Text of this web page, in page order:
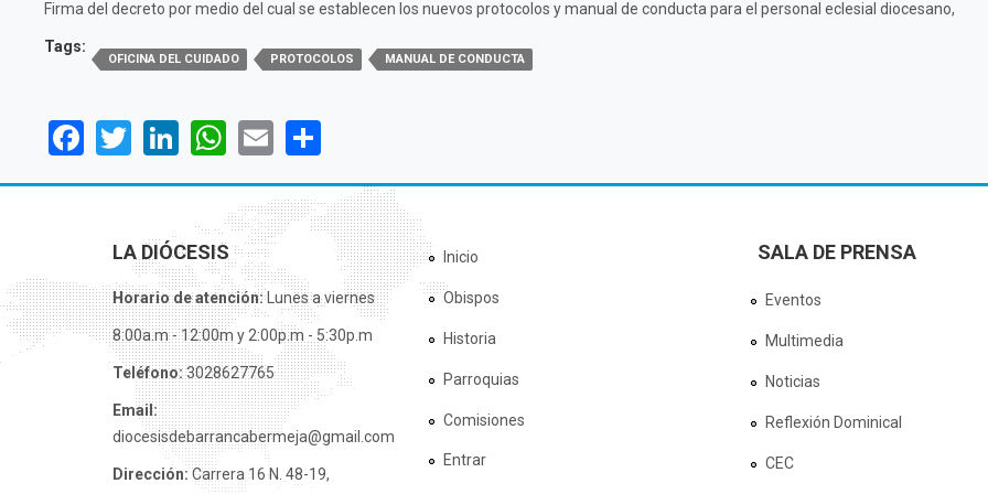
Firma del decreto por medio del cual se establecen los nuevos protocolos y manual de conducta para el personal eclesial diocesano,
Tags:
OFICINA DEL CUIDADO PROTOCOLOS MANUAL DE CONDUCTA
Facebook
TwitterLinkedIn
WhatsApp
Email
LA DIÓCESIS
Horario de atención:Lunes a viernes
8:00a.m - 12:00m y 2:00p.m - 5:30p.m
Teléfono:3028627765
Email:
diocesisdebarrancabermeja@gmail.com
Dirección:Carrera 16 N. 48-19,
Inicio
Obispos
Historia
Parroquias
Comisiones
Entrar
SALA DE PRENSA
Eventos
Multimedia
Noticias
Reflexión Dominical
CEC